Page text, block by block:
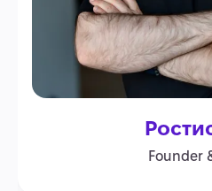
Founder